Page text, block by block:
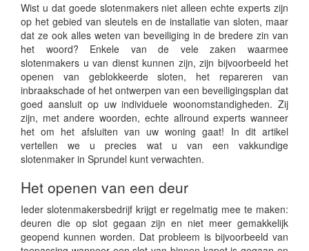
Wist u dat goede slotenmakers niet alleen echte experts zijn
op het gebied van sleutels en de installatie van sloten, maar
dat ze ook alles weten van beveiliging in de bredere zin van
het woord? Enkele van de vele zaken waarmee
slotenmakers u van dienst kunnen zijn, zijn bijvoorbeeld het
openen van geblokkeerde sloten, het repareren van
inbraakschade of het ontwerpen van een beveiligingsplan dat
goed aansluit op uw individuele woonomstandigheden. Zij
zijn, met andere woorden, echte allround experts wanneer
het om het afsluiten van uw woning gaat! In dit artikel
vertellen we u precies wat u van een vakkundige
slotenmaker in Sprundel kunt verwachten.
Het openen van een deur
Ieder slotenmakersbedrijf krijgt er regelmatig mee te maken:
deuren die op slot gegaan zijn en niet meer gemakkelijk
geopend kunnen worden. Dat probleem is bijvoorbeeld van